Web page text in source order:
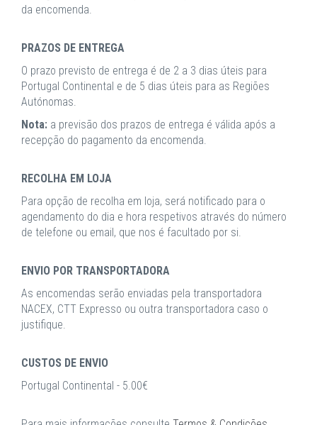
da encomenda.
PRAZOS DE ENTREGA
O prazo previsto de entrega é de 2 a 3 dias úteis para
Portugal Continental e de 5 dias úteis para as Regiões
Autónomas.
Nota: a previsão dos prazos de entrega é válida após a
recepção do pagamento da encomenda.
RECOLHA EM LOJA
Para opção de recolha em loja, será notificado para o
agendamento do dia e hora respetivos através do número
de telefone ou email, que nos é facultado por si.
ENVIO POR TRANSPORTADORA
As encomendas serão enviadas pela transportadora
NACEX, CTT Expresso ou outra transportadora caso o
justifique.
CUSTOS DE ENVIO
Portugal Continental - 5.00€